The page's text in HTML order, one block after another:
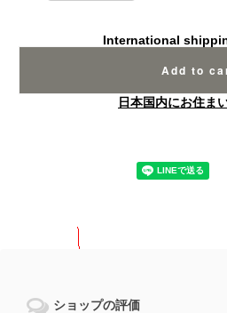
International
Add to
日本国内にお住ま
ショップの評価